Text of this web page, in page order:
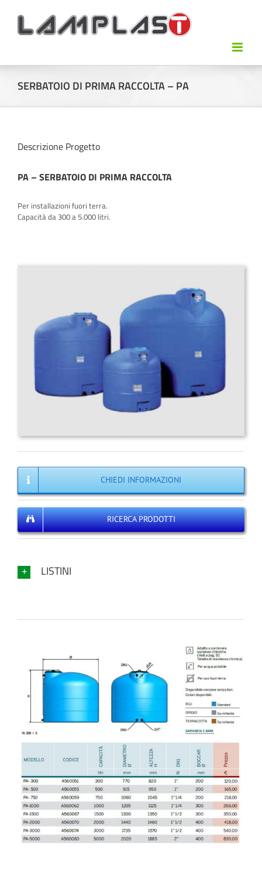
SERBATOIO DI PRIMA RACCOLTA – PA
Descrizione Progetto
PA – SERBATOIO DI PRIMA RACCOLTA
Per installazioni fuori terra.
Capacità da 300 a 5.000 litri.
CHIEDI INFORMAZIONI
RICERCA PRODOTTI
LISTINI